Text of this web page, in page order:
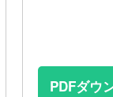
PDFダウ